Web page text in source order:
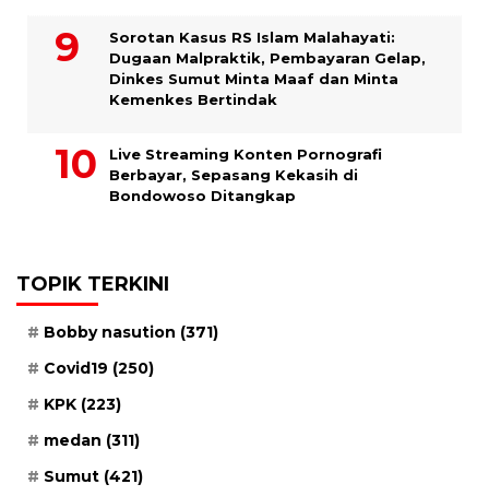
Sorotan Kasus RS Islam Malahayati:
Dugaan Malpraktik, Pembayaran Gelap,
Dinkes Sumut Minta Maaf dan Minta
Kemenkes Bertindak
Live Streaming Konten Pornografi
Berbayar, Sepasang Kekasih di
Bondowoso Ditangkap
TOPIK TERKINI
Bobby nasution (371)
Covid19 (250)
KPK (223)
medan (311)
Sumut (421)